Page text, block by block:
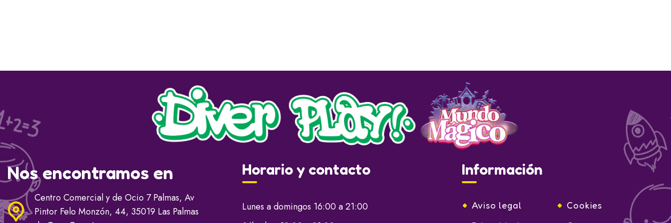
Nos encontramos en
Centro Comercial y de Ocio 7 Palmas, Av
Pintor Felo Monzón, 44, 35019 Las Palmas
Horario y contacto
Lunes a domingos 16:00 a 21:00
Información
Aviso legal
Cookies